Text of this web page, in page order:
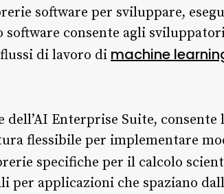
software per sviluppare,
consente agli
di lavoro di machine
Enterprise Suite, consente
flessibile per implementare
specifiche per il calcolo
per applicazioni che spaziano